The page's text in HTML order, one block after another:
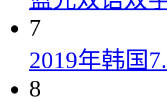
7
2019年韩国
8